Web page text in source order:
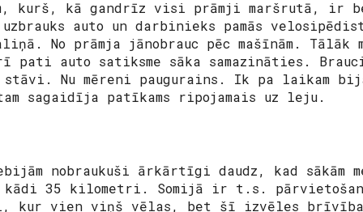
kurš, kā gandrīz visi prāmji maršrutā, ir
auto un darbinieks pamās
No prāmja jānobrauc pēc mašīnām. Tālāk
pati auto satiksme sāka samazināties.
Nu mēreni paugurains. Ik pa laikam
sagaidīja patīkams ripojamais uz leju.
nobraukuši ārkārtīgi daudz, kad sākām
35 kilometri. Somijā ir t.s.
vien viņš vēlas, bet šī izvēles brīvība